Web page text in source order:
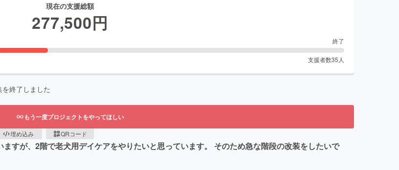
現在の支援総額
277,500円
終了
支援者数35 人
を終了しました
もう一度プロジェクトをやってほしい
埋め込み QRコード
すが、2階で老犬用デイケアをやりたいと思っています。 そのため急な階段の改装をしたいで